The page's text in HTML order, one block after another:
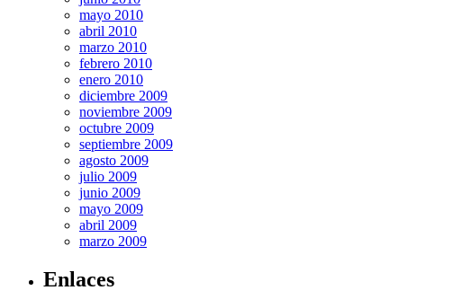
mayo 2010
abril 2010
marzo 2010
febrero 2010
enero 2010
diciembre 2009
noviembre 2009
octubre 2009
septiembre 2009
agosto 2009
julio 2009
junio 2009
mayo 2009
abril 2009
marzo 2009
Enlaces